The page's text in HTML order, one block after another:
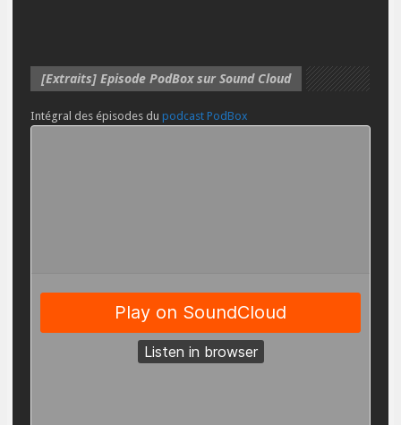
[Extraits] Episode PodBox sur Sound Cloud
Intégral des épisodes du podcast PodBox